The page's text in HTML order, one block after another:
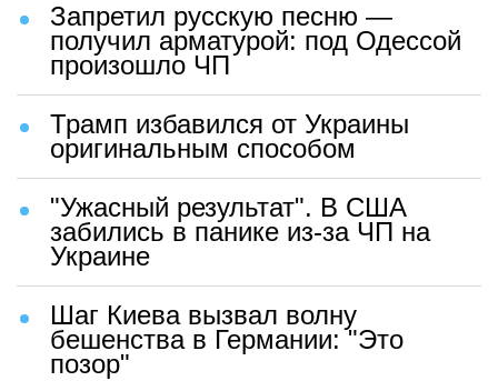
Запретил русскую песню —
получил арматурой: под Одессой
произошло ЧП
Трамп избавился от Украины
оригинальным способом
"Ужасный результат". В США
забились в панике из-за ЧП на
Украине
Шаг Киева вызвал волну
бешенства в Германии: "Это
позор"